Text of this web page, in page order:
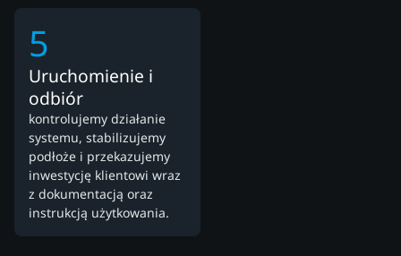
5
Uruchomienie i
odbiór
kontrolujemy działanie
systemu, stabilizujemy
podłoże i przekazujemy
inwestycję klientowi wraz
z dokumentacją oraz
instrukcją użytkowania.